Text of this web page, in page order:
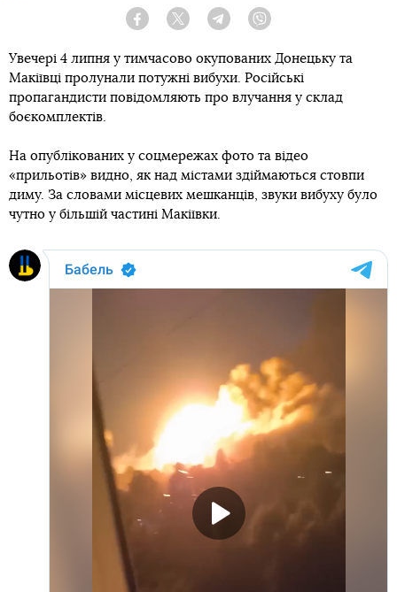
Facebook Twitter Telegram
Увечері 4 липня у тимчасово окупованих Донецьку та
Макіївці пролунали потужні вибухи. Російські
пропагандисти повідомляють про влучання у склад
боєкомплектів.
На опублікованих у соцмережах фото та відео
«прильотів» видно, як над містами здіймаються стовпи
диму. За словами місцевих мешканців, звуки вибуху було
чутно у більшій частині Макіївки.